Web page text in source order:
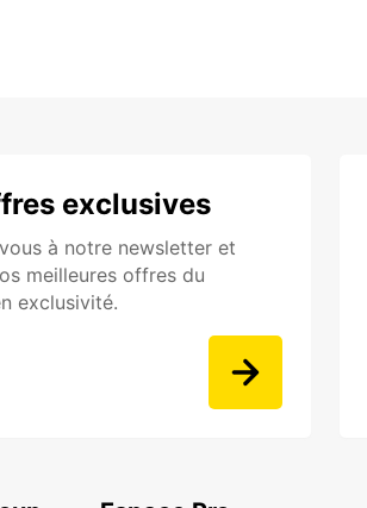
exclusives
à notre newsletter et
meilleures offres du
exclusivité.